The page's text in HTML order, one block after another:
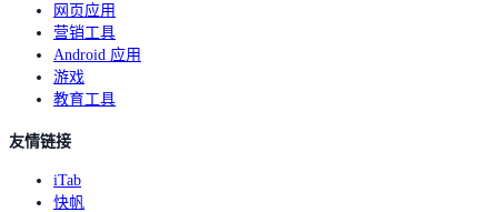
网页应用
营销工具
Android 应用
游戏
教育工具
友情链接
iTab
快帆